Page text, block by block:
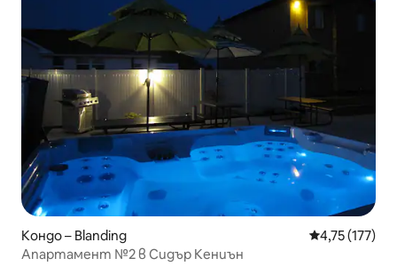
Кондо – Blanding Средна
4,75 (177)
Апартамент №2 в Сидър Кениън